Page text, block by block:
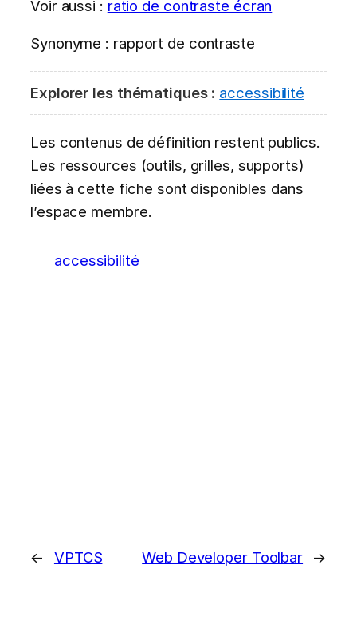
Voir aussi : ratio de contraste écran
Synonyme : rapport de contraste
Explorer les thématiques : accessibilité
Les contenus de définition restent publics.
Les ressources (outils, grilles, supports)
liées à cette fiche sont disponibles dans
l’espace membre.
accessibilité
← VPTCS Web Developer Toolbar →